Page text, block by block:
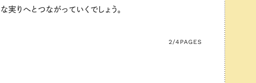
な実りへとつながっていくでしょう。
2/4 PAGES